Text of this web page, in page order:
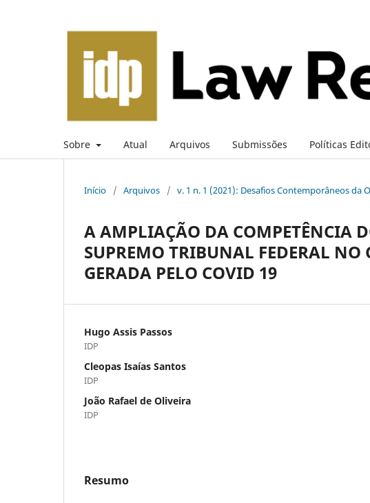
Sobre Atual Arquivos Submissões Políticas
Início / Arquivos / v. 1 n. 1 (2021): Desafios Contemporâneos da
A AMPLIAÇÃO DA COMPETÊNCIA
SUPREMO TRIBUNAL FEDERAL NO
GERADA PELO COVID 19
Hugo Assis Passos
IDP
Cleopas Isaías Santos
IDP
João Rafael de Oliveira
IDP
Resumo